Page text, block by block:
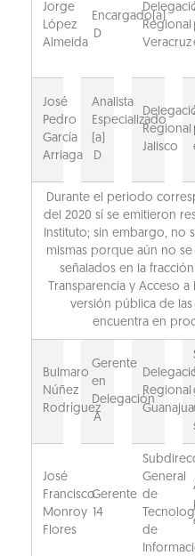
Jorge
López
Almeida
Encargado(a)
D
Regional
Veracruz
José
Pedro
García
Arriaga
Analista
Especializado
(a)
D
Regional
Jalisco
Durante el periodo
del 2020 sí se emitieron
Instituto; sin embargo, no
mismas porque aún no
señalados en la
Transparencia y Acceso
versión pública de
encuentra en
Bulmaro
Núñez
Rodríguez
Gerente
en
Delegación
A
Regional
José
Francisco
Monroy
Flores
Gerente
14
General
de
de